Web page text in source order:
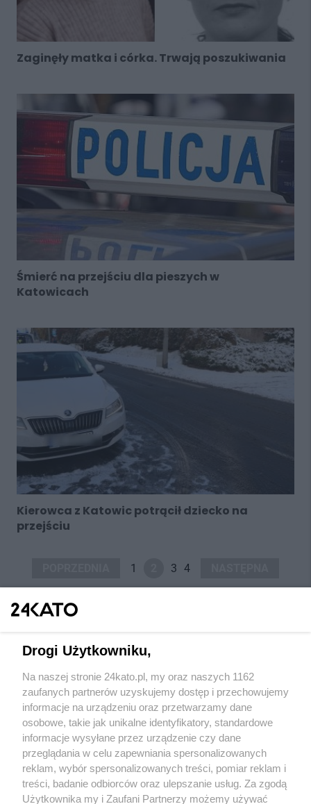
Zaginęły matka i córka. Trwają poszukiwania
Śmierć na przejściu dla pieszych w
Katowicach
Kierowca z Katowic potrącił dziecko na
przejściu
1 3 4
Wydawca mediów lokalnych
Nie zapomnij
zapoznać się z:
polityką prywatności regulamin korzystania z portali
Drogi Użytkowniku,
Na naszej stronie 24kato.pl, my oraz naszych 1162
zaufanych partnerów uzyskujemy dostęp i przechowujemy
informacje na urządzeniu oraz przetwarzamy dane
osobowe, takie jak unikalne identyfikatory, standardowe
informacje wysyłane przez urządzenie czy dane
przeglądania w celu zapewniania spersonalizowanych
reklam, wybór spersonalizowanych treści, pomiar reklam i
treści, badanie odbiorców oraz ulepszanie usług. Za zgodą
Użytkownika my i Zaufani Partnerzy możemy używać